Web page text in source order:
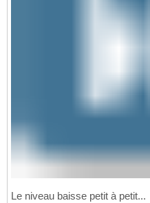
Le niveau baisse petit à petit...